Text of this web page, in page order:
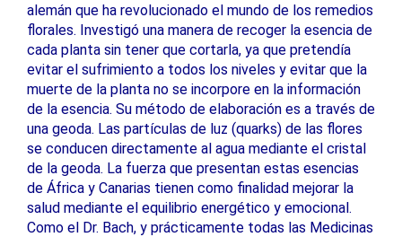
alemán que ha revolucionado el mundo de los remedios
florales. Investigó una manera de recoger la esencia de
cada planta sin tener que cortarla, ya que pretendía
evitar el sufrimiento a todos los niveles y evitar que la
muerte de la planta no se incorpore en la información
de la esencia. Su método de elaboración es a través de
una geoda. Las partículas de luz (quarks) de las flores
se conducen directamente al agua mediante el cristal
de la geoda. La fuerza que presentan estas esencias
de África y Canarias tienen como finalidad mejorar la
salud mediante el equilibrio energético y emocional.
Como el Dr. Bach, y prácticamente todas las Medicinas